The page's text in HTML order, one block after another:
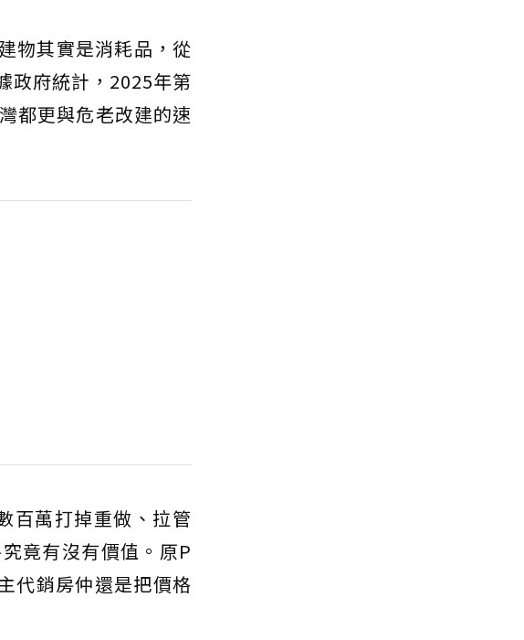
物其實是消耗品，從
政府統計，2025年第
都更與危老改建的速
百萬打掉重做、拉管
竟有沒有價值。原P
代銷房仲還是把價格